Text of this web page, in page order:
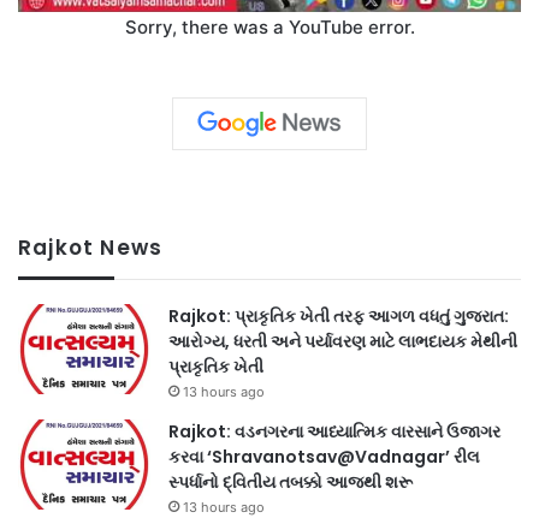
Sorry, there was a YouTube error.
Rajkot News
Rajkot: પ્રાકૃતિક ખેતી તરફ આગળ વધતું ગુજરાત:
આરોગ્ય, ધરતી અને પર્યાવરણ માટે લાભદાયક મેથીની
પ્રાકૃતિક ખેતી
13 hours ago
Rajkot: વડનગરના આધ્યાત્મિક વારસાને ઉજાગર
કરવા ‘Shravanotsav@Vadnagar’ રીલ
સ્પર્ધાનો દ્વિતીય તબક્કો આજથી શરૂ
13 hours ago